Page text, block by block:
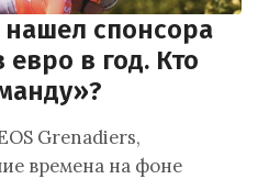
нашел спонсора
в год. Кто
Grenadiers,
времена на фоне